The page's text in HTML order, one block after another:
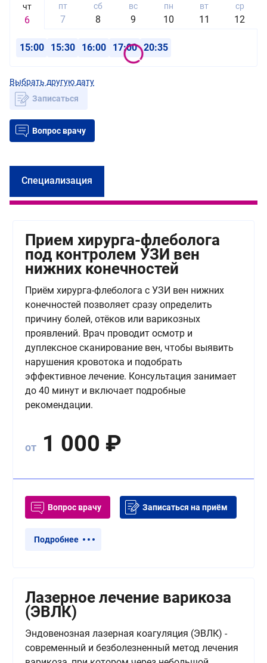
чт
6
пт
7
сб
8
вс
9
пн
10
вт
11
ср
12
15:00 15:30 16:00 17:00 20:35
Выбрать другую дату
Записаться
Вопрос врачу
Специализация
Прием хирурга-флеболога
под контролем УЗИ вен
нижних конечностей
Приём хирурга-флеболога с УЗИ вен нижних
конечностей позволяет сразу определить
причину болей, отёков или варикозных
проявлений. Врач проводит осмотр и
дуплексное сканирование вен, чтобы выявить
нарушения кровотока и подобрать
эффективное лечение. Консультация занимает
до 40 минут и включает подробные
рекомендации.
от 1 000 ₽
Вопрос врачу Записаться на приём
Подробнее
Лазерное лечение варикоза
(ЭВЛК)
Эндовенозная лазерная коагуляция (ЭВЛК) -
современный и безболезненный метод лечения